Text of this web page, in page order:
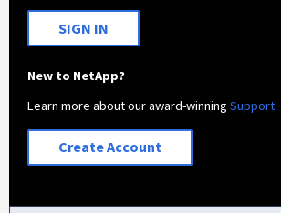
SIGN IN
New to NetApp?
Learn more about our award-winningSupport
Create Account